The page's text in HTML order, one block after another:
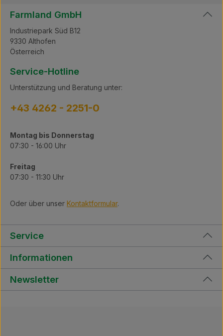
Farmland GmbH
Industriepark Süd B12
9330 Althofen
Österreich
Service-Hotline
Unterstützung und Beratung unter:
+43 4262 - 2251-0
Montag bis Donnerstag
07:30 - 16:00 Uhr
Freitag
07:30 - 11:30 Uhr
Oder über unser Kontaktformular.
Service
Informationen
Newsletter